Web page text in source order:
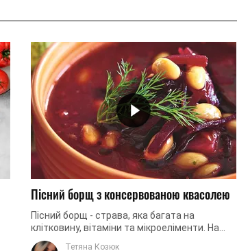
Пісний борщ з консервованою квасолею
Пісний борщ - страва, яка багата на
клітковину, вітаміни та мікроеліменти. На
відміну від борщу, приготованого на
Тетяна Козюк